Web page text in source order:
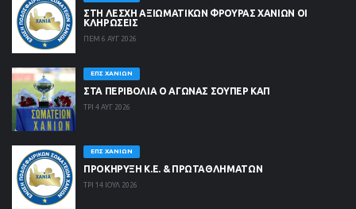
ΣΤΗ ΛΈΣΧΗ ΑΞΙΩΜΑΤΙΚΏΝ ΦΡΟΥΡΆΣ ΧΑΝΊΩΝ ΟΙ
ΚΛΗΡΏΣΕΙΣ
ΠΕΜ 6 ΑΥΓ 2026
ΕΠΣ ΧΑΝΊΩΝ
ΣΤΑ ΠΕΡΙΒΟΛΙΑ Ο ΑΓΩΝΑΣ ΣΟΥΠΕΡ ΚΑΠ
ΤΡΙ 4 ΑΥΓ 2026
ΕΠΣ ΧΑΝΊΩΝ
ΠΡΟΚΗΡΥΞΗ Κ.Ε. & ΠΡΩΤΑΘΛΗΜΑΤΩΝ
ΤΡΙ 14 ΙΟΥΛ 2026